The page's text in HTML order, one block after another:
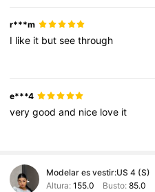
r***m
I like it butseethrough
e***4
verygoodand nice love it
Modelar es vestir:US 4 (S)
Altura: 155.0 Busto:85.0